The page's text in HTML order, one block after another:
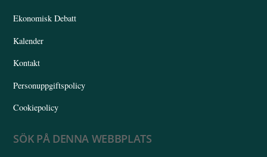
Ekonomisk Debatt
Kalender
Kontakt
Personuppgiftspolicy
Cookiepolicy
SÖK PÅ DENNA WEBBPLATS